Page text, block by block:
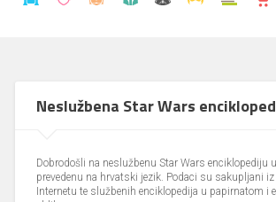
Neslužbena Star Wars
Dobrodošli na neslužbenu Star Wars enciklopediju
prevedenu na hrvatski jezik. Podaci su sakupljani
Internetu te službenih enciklopedija u papirnatom i